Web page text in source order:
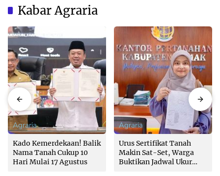
Kabar Agraria
Agraria
Kado Kemerdekaan! Balik
Nama Tanah Cukup 10
Hari Mulai 17 Agustus
Agraria
Urus Sertifikat Tanah
Makin Sat-Set, Warga
Buktikan Jadwal Ukur